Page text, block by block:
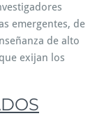
emergentes, de
de alto
exijan los